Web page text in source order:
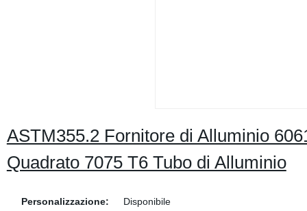
ASTM355.2 Fornitore di Alluminio
Quadrato 7075 T6 Tubo di Alluminio
Personalizzazione:
Disponibile